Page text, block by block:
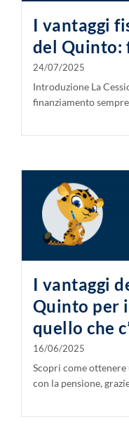
I vantaggi
del Quinto:
24/07/2025
Introduzione La
finanziamento
I vantaggi
Quinto per
quello che
16/06/2025
Scopri come
con la pensione,